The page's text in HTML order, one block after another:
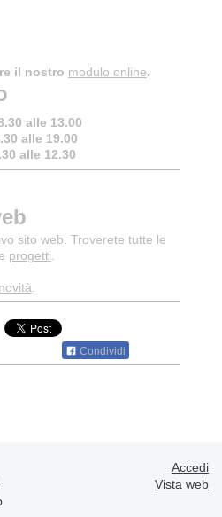
il nostro modulo online.
alle 13.00
19.00
alle 12.30
sito web. Troverete tutte le
progetti
novità
Condividi
Accedi
Vista web